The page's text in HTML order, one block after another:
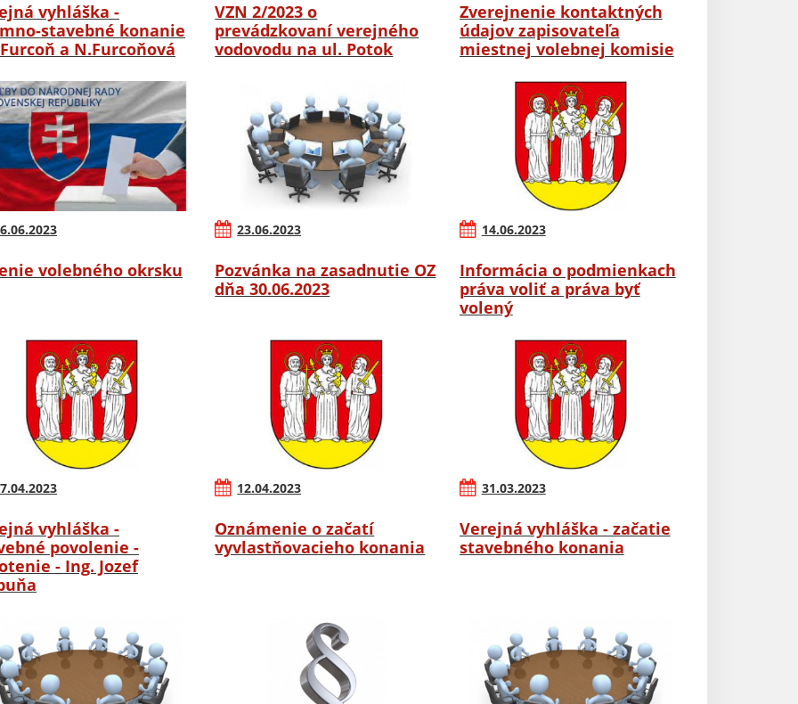
vyhláška -
stavebné konanie
a N.Furcoňová
VZN 2/2023 o
prevádzkovaní verejného
vodovodu na ul. Potok
Zverejnenie kontaktných
údajov zapisovateľa
miestnej volebnej komisie
volebného okrsku
23.06.2023
Pozvánka na zasadnutie OZ
dňa 30.06.2023
14.06.2023
Informácia o podmienkach
práva voliť a práva byť
volený
vyhláška -
povolenie -
- Ing. Jozef
12.04.2023
Oznámenie o začatí
vyvlastňovacieho konania
31.03.2023
Verejná vyhláška - začatie
stavebného konania